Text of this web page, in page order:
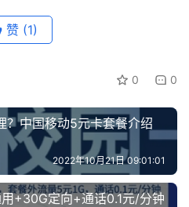
赞 (1)
0 0
？中国移动5元卡套餐介绍
2022年10月21日 09:01:01
+30G定向+通话0.1元/分钟